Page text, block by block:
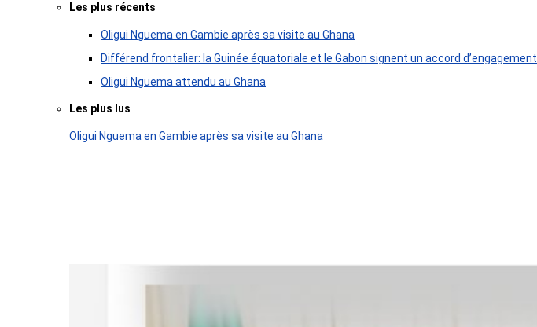
Les plus récents
Oligui Nguema en Gambie après sa visite au Ghana
Différend frontalier: la Guinée équatoriale et le Gabon signent un accord d’engagement
Oligui Nguema attendu au Ghana
Les plus lus
Oligui Nguema en Gambie après sa visite au Ghana